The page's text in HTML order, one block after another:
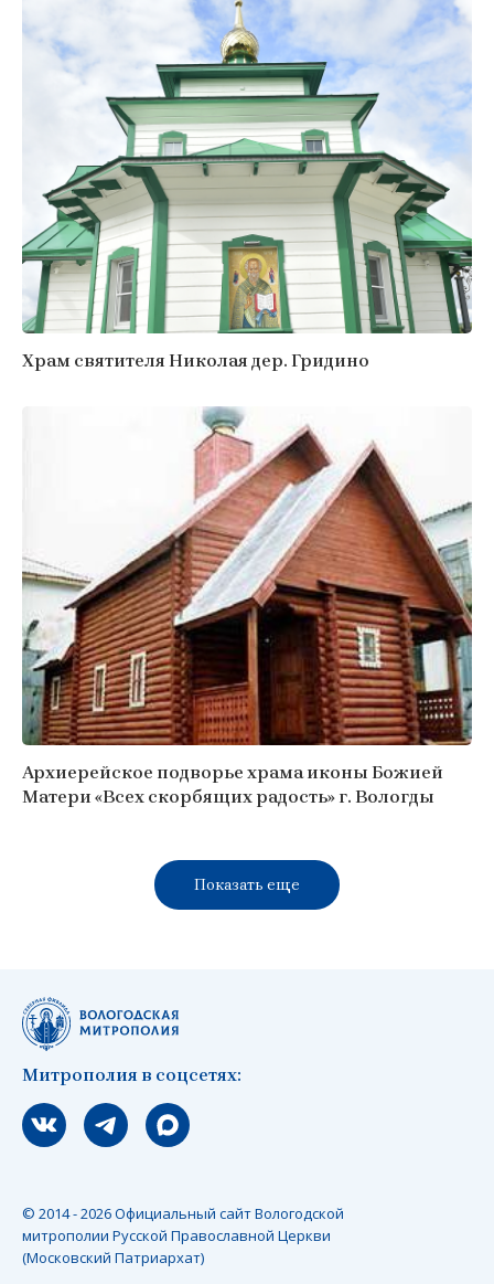
Храм святителя Николая дер. Гридино
Архиерейское подворье храма иконы Божией
Матери «Всех скорбящих радость» г. Вологды
Показать еще
Митрополия в соцсетях:
Мы вконтакте
Мы в telegram
Мы в Макс
© 2014 - 2026 Официальный сайт Вологодской
митрополии Русской Православной Церкви
(Московский Патриархат)